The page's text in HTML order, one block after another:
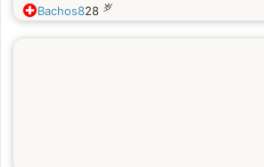
Bachos828 岁